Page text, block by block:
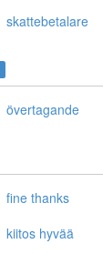
skattebetalare
övertagande
fine thanks
kiitos hyvää